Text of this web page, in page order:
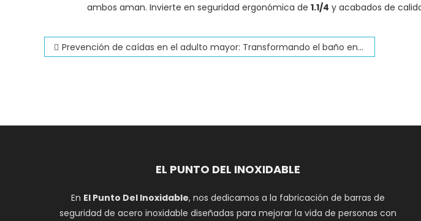
ambos aman. Invierte en seguridad ergonómica de 1.1/4 y acabados de
Navegación
Prevención de caídas en el adulto mayor: Transformando el baño en una zona segura
EL PUNTO DEL INOXIDABLE
En El Punto Del Inoxidable, nos dedicamos a la fabricación de barras de
seguridad de acero inoxidable diseñadas para mejorar la vida de personas con